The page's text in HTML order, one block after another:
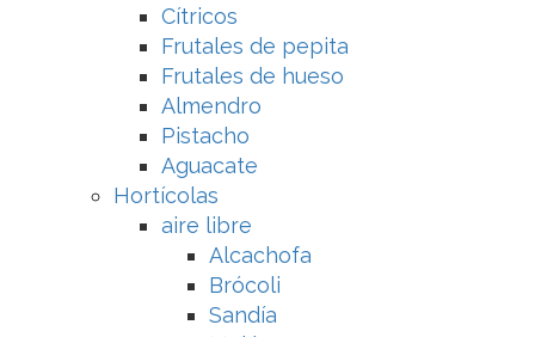
Cítricos
Frutales de pepita
Frutales de hueso
Almendro
Pistacho
Aguacate
Hortícolas
aire libre
Alcachofa
Brócoli
Sandía